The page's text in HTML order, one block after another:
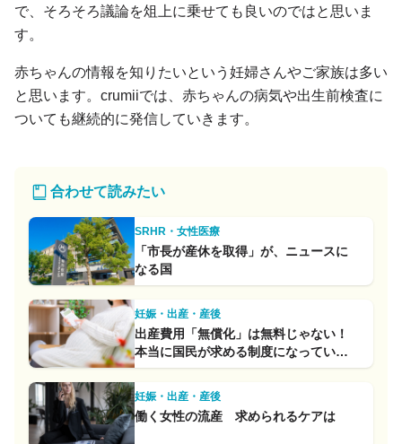
で、そろそろ議論を俎上に乗せても良いのではと思いま
す。
赤ちゃんの情報を知りたいという妊婦さんやご家族は多い
と思います。crumiiでは、赤ちゃんの病気や出生前検査に
ついても継続的に発信していきます。
合わせて読みたい
SRHR・女性医療
「市長が産休を取得」が、ニュースに
なる国
妊娠・出産・産後
出産費用「無償化」は無料じゃない！
本当に国民が求める制度になってい
る？
妊娠・出産・産後
働く女性の流産 求められるケアは